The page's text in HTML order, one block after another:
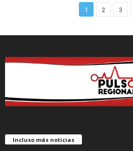
1 2 3
Incluso más noticias